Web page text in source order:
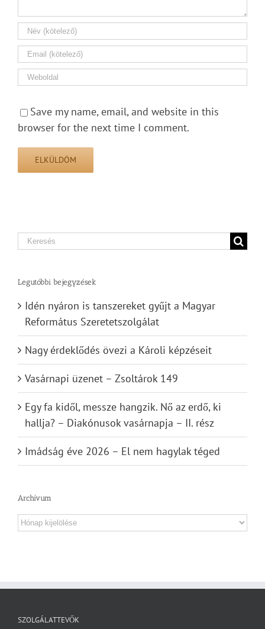
Save my name, email, and website in this
browser for the next time I comment.
Search
Legutóbbi bejegyzések
Idén nyáron is tanszereket gyűjt a Magyar
Református Szeretetszolgálat
Nagy érdeklődés övezi a Károli képzéseit
Vasárnapi üzenet – Zsoltárok 149
Egy fa kidől, messze hangzik. Nő az erdő, ki
hallja? – Diakónusok vasárnapja – II. rész
Imádság éve 2026 – El nem hagylak téged
Archívum
Archívum
SZOLGÁLATTEVŐK